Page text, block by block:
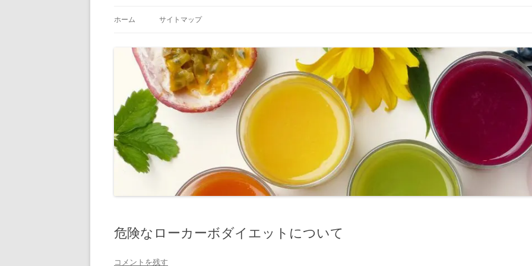
ホーム サイトマップ
危険なローカーボダイエットについて
コメントを残す